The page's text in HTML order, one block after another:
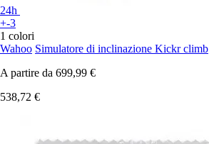
24h
+-3
1 colori
Wahoo Simulatore di inclinazione Kickr climb
A partire da 699,99 €
538,72 €